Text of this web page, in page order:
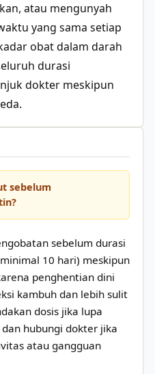
atau mengunyah
yang sama setiap
obat dalam darah
durasi
dokter meskipun
sebelum
sebelum durasi
10 hari) meskipun
penghentian dini
kambuh dan lebih sulit
dosis jika lupa
hubungi dokter jika
atau gangguan